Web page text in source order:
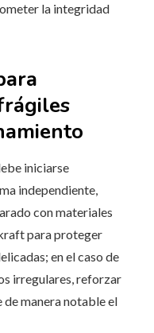
la integridad
iniciarse
independiente,
con materiales
para proteger
en el caso de
irregulares, reforzar
de manera notable el